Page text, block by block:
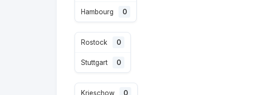
Hambourg 0
Rostock 0
Stuttgart 0
Krieschow 0